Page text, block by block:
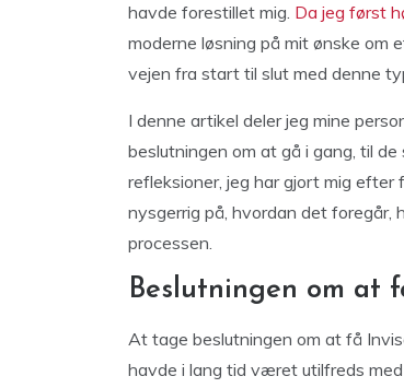
havde forestillet mig. Da jeg først
moderne løsning på mit ønske om
vejen fra start til slut med denne
I denne artikel deler jeg mine
beslutningen om at gå i gang, til
refleksioner, jeg har gjort mig efter
nysgerrig på, hvordan det foregår,
processen.
Beslutningen om at
At tage beslutningen om at få
havde i lang tid været utilfreds